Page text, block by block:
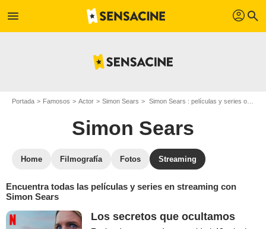
menu profil search
Portada Famosos Actor Simon Sears Simon Sears : películas y series online
Simon Sears
Home Filmografía Fotos Streaming
Encuentra todas las películas y series en streaming con
Simon Sears
Los secretos que ocultamos